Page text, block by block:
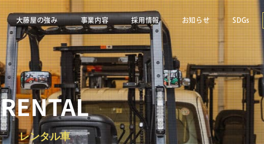
大藤屋の強み 事業内容 採用情報 お知らせ SDGs
RENTAL
レンタル車